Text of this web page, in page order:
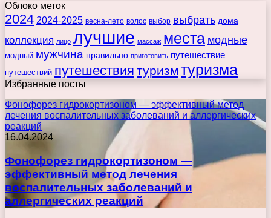
Облоко меток
2024 2024-2025 весна-лето волос выбор выбрать дома
коллекция лицо лучшие массаж места модные
модный мужчина правильно приготовить путешествие
путешествий путешествия туризм туризма
Избранные посты
Фонофорез гидрокортизоном — эффективный метод
лечения воспалительных заболеваний и аллергических
реакций
16.04.2024
Фонофорез гидрокортизоном —
эффективный метод лечения
воспалительных заболеваний и
аллергических реакций